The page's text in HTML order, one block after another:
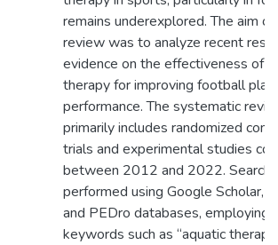
remains underexplored. The aim
review was to analyze recent
evidence on the effectiveness of
therapy for improving football
performance. The systematic
primarily includes randomized
trials and experimental studies
between 2012 and 2022.
performed using Google Scholar,
and PEDro databases, employing
keywords such as “aquatic therapy